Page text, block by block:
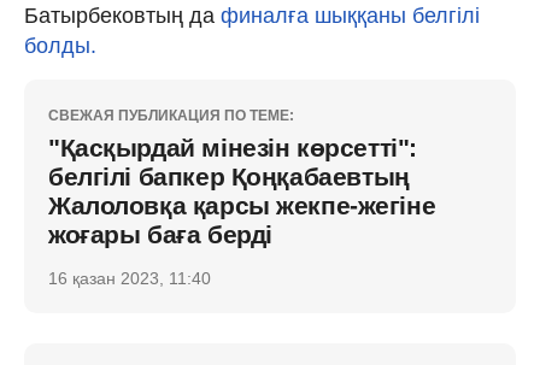
Батырбековтың да финалға шыққаны белгілі
болды.
СВЕЖАЯ ПУБЛИКАЦИЯ ПО ТЕМЕ:
"Қасқырдай мінезін көрсетті":
белгілі бапкер Қоңқабаевтың
Жалоловқа қарсы жекпе-жегіне
жоғары баға берді
16 қазан 2023, 11:40